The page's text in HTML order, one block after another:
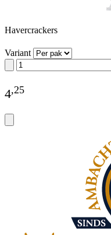
Havercrackers
Variant
4,25